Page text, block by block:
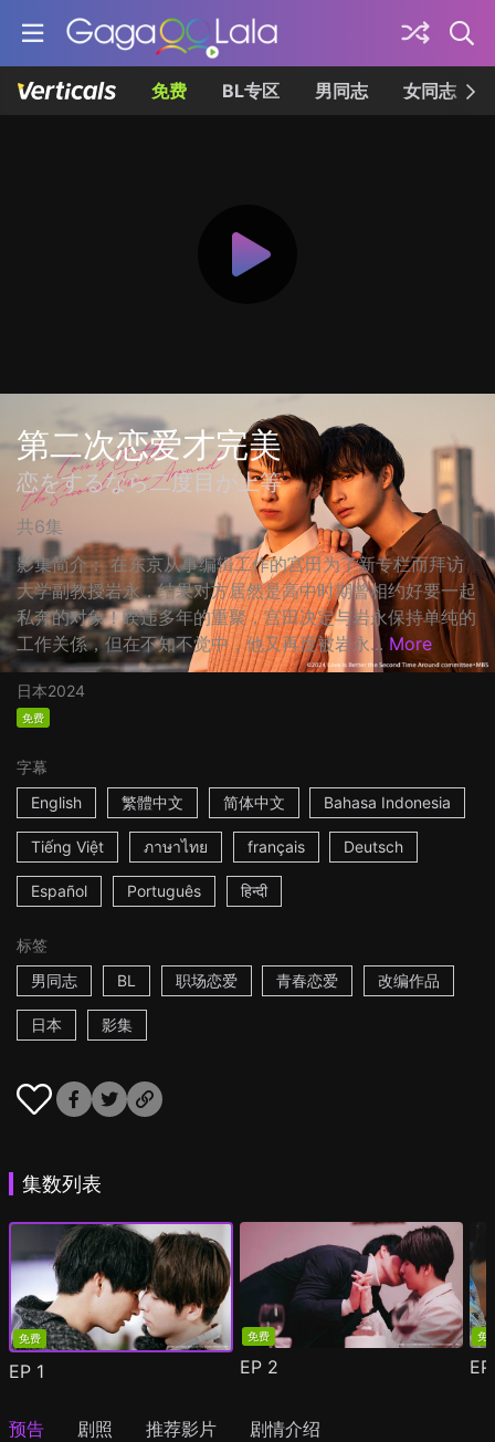
免费 BL专区 男同志 女同志
第二次恋爱才完美
恋をするなら二度目が上等
共6集
影集简介： 在东京从事编辑工作的宫田为了新专栏而拜访
大学副教授岩永，结果对方居然是高中时期曾相约好要一起
私奔的对象！睽违多年的重聚，宫田决定与岩永保持单纯的
工作关係，但在不知不觉中，他又再度被岩永... More
日本2024
免费
字幕
English
繁體中文 简体中文 Bahasa Indonesia
Tiếng Việt ภาษาไทย français Deutsch
Español Português हिन्दी
标签
男同志
BL 职场恋爱 青春恋爱 改编作品
日本 影集
集数列表
免费
EP 1
免费
EP 2
免
预告 剧照 推荐影片 剧情介绍